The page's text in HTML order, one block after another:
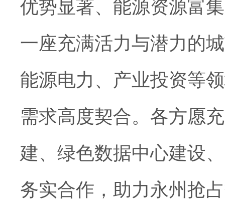
优势显著、能源资源富
一座充满活力与潜力的
能源电力、产业投资等
需求高度契合。各方愿
建、绿色数据中心建设
务实合作，助力永州抢